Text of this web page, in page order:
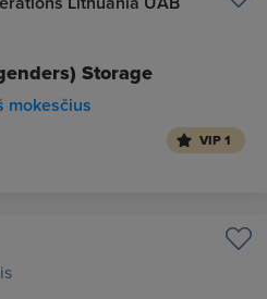
Storage
VIP 1